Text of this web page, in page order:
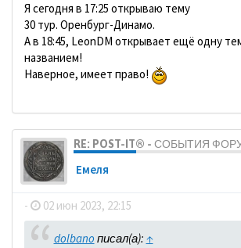
Я сегодня в 17:25 открываю тему
30 тур. Оренбург-Динамо.
А в 18:45, LeonDM открывает ещё одну
названием!
Наверное, имеет право!
RE: POST-IT® - СОБЫТИЯ
Емеля
- 02 июн 2023, 22:15
dolbano писал(а): ↑